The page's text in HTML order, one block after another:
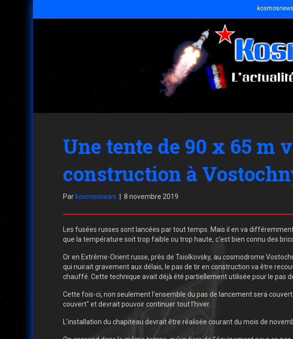
Une tente de 90 x 65 m
construction à
Par kosmosnews 8 novembre 2019
Les fusées russes sont lancées par tout temps. Mais il en va
que la température soit trop faible ou trop haute, c'est bien connu des
Or en Extrême-Orient russe, près de Tsiolkovsky, au cosmodrome
qui nuirait gravement aux délais, le pas de tir en construction va être
chauffé. Cette technique avait déjà été partiellement utilisée pour le pas
Cette fois-ci, non seulement l'ensemble du pas de lancement sera
couvert" et devrait pouvoir continuer tout l'hiver.
L'installation du chapiteau devrait être réalisée courant du mois de